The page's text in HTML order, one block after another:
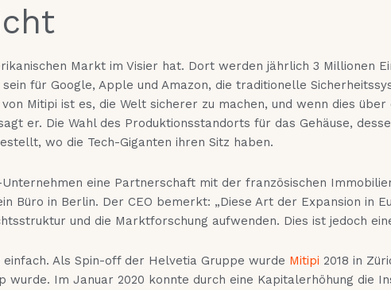
Markt im Visier hat. Dort werden jährlich 3 Millionen
für Google, Apple und Amazon, die traditionelle
Mitipi ist es, die Welt sicherer zu machen, und wenn dies
er. Die Wahl des Produktionsstandorts für das Gehäuse,
wo die Tech-Giganten ihren Sitz haben.
eine Partnerschaft mit der französischen
Büro in Berlin. Der CEO bemerkt: „Diese Art der Expansion in
und die Marktforschung aufwenden. Dies ist jedoch
Als Spin-off der Helvetia Gruppe wurde Mitipi 2018 in
wurde. Im Januar 2020 konnte durch eine Kapitalerhöhung die